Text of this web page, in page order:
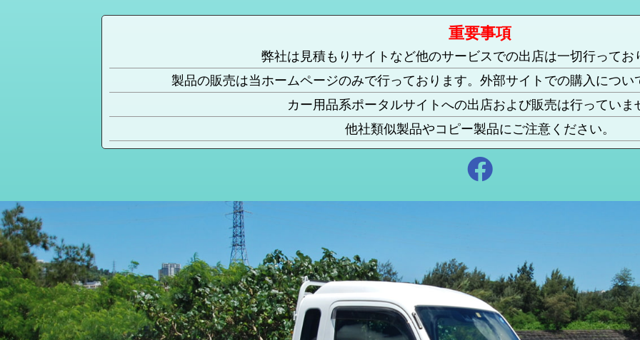
重要事項
弊社は見積もりサイトなど他のサービスでの出店は一切行ってお
製品の販売は当ホームページのみで行っております。外部サイトでの購入につ
カー用品系ポータルサイトへの出店および販売は行っていま
他社類似製品やコピー製品にご注意ください。